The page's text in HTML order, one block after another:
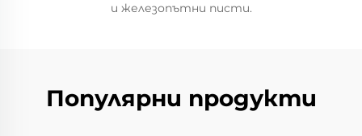
и железопътни писти.
Популярни продукти